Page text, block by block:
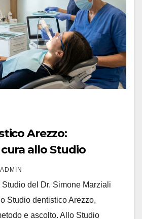
Arezzo:
allo Studio
ADMIN
del Dr. Simone Marziali
Studio dentistico Arezzo,
e ascolto. Allo Studio